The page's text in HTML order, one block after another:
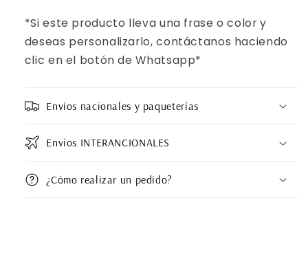
*Si este producto lleva una frase o color y
deseas personalizarlo, contáctanos haciendo
clic en el botón de Whatsapp*
Envíos nacionales y paqueterías
Envíos INTERANCIONALES
¿Cómo realizar un pedido?